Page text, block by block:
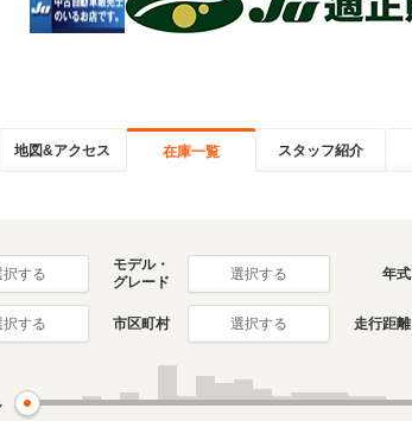
地図&アクセス 在庫一覧 スタッフ紹介
択する
モデル・
グレード
選択する 年式
択する 市区町村 選択する 走行距離